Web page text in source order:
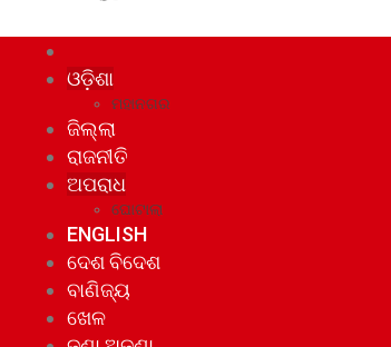
ଓଡ଼ିଶା
ମହାନଗର
ଜିଲ୍ଲା
ରାଜନୀତି
ଅପରାଧ
ଘୋଟାଲା
ENGLISH
ଦେଶ ବିଦେଶ
ବାଣିଜ୍ୟ
ଖେଳ